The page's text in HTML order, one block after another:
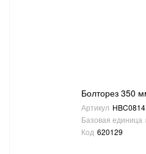
Болторез 350
Артикул HBC0814
Базовая единица
Код 620129